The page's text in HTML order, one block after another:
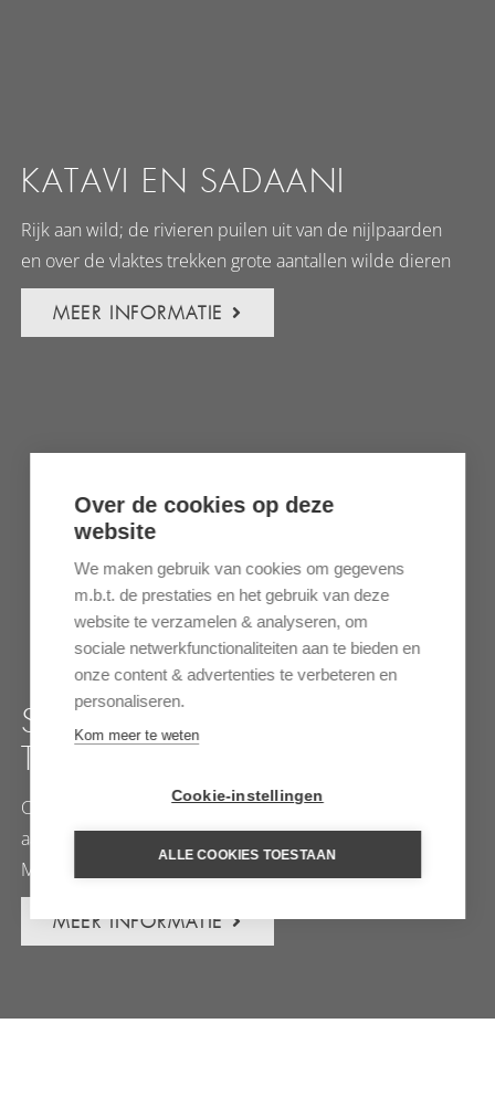
KATAVI EN SADAANI
Rijk aan wild; de rivieren puilen uit van de nijlpaarden
en over de vlaktes trekken grote aantallen wilde dieren
MEER INFORMATIE
STRANDVAKANTIE
TANZANIA
Combineer een safari door Tanzania met een verblijf
aan de kust of op een van de eilanden Pemba, Mafia,
Mnemba
MEER INFORMATIE
Over de cookies op deze
website
We maken gebruik van cookies om gegevens
m.b.t. de prestaties en het gebruik van deze
website te verzamelen & analyseren, om
sociale netwerkfunctionaliteiten aan te bieden en
onze content & advertenties te verbeteren en
personaliseren.
Kom meer te weten
Cookie-instellingen
ALLE COOKIES TOESTAAN